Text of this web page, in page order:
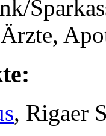
, Rigaer